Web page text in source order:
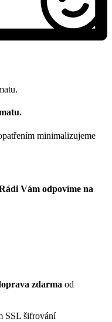
minimalizujeme
Vám odpovíme na
zdarma od
SSL šifrování